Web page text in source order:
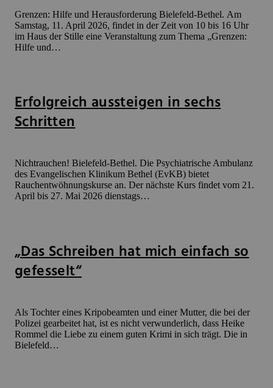
Grenzen: Hilfe und Herausforderung Bielefeld-Bethel. Am
Samstag, 11. April 2026, findet in der Zeit von 10 bis 16 Uhr
im Haus der Stille eine Veranstaltung zum Thema „Grenzen:
Hilfe und…
Erfolgreich aussteigen in sechs
Schritten
Nichtrauchen! Bielefeld-Bethel. Die Psychiatrische Ambulanz
des Evangelischen Klinikum Bethel (EvKB) bietet
Rauchentwöhnungskurse an. Der nächste Kurs findet vom 21.
April bis 27. Mai 2026 dienstags…
„Das Schreiben hat mich einfach so
gefesselt“
Als Tochter eines Kripobeamten und einer Mutter, die bei der
Polizei gearbeitet hat, ist es nicht verwunderlich, dass Heike
Rommel die Liebe zu einem guten Krimi in sich trägt. Die in
Bielefeld…